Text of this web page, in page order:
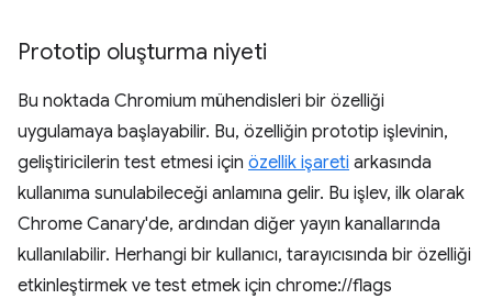
Prototip oluşturma niyeti
Bu noktada Chromium mühendisleri bir özelliği
uygulamaya başlayabilir. Bu, özelliğin prototip işlevinin,
geliştiricilerin test etmesi için özellik işareti arkasında
kullanıma sunulabileceği anlamına gelir. Bu işlev, ilk olarak
Chrome Canary'de, ardından diğer yayın kanallarında
kullanılabilir. Herhangi bir kullanıcı, tarayıcısında bir özelliği
etkinleştirmek ve test etmek için chrome://flags